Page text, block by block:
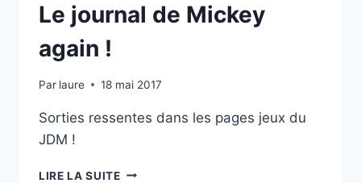
Le journal de Mickey
again !
Par laure 18 mai 2017
Sorties ressentes dans les pages jeux du
JDM !
LIRE LA SUITELE